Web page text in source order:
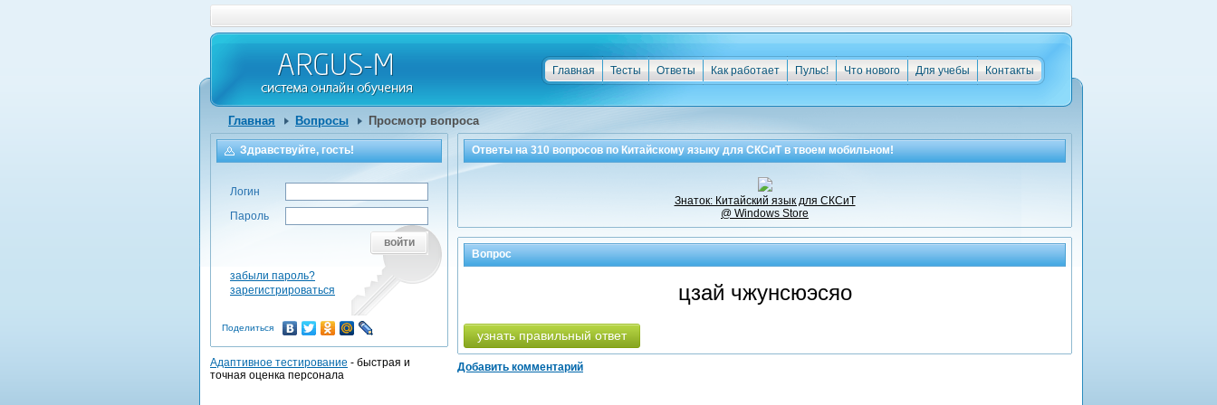
Контакты
Для учебы
Что нового
Пульс!
Как работает
Ответы
Тесты
Главная
Главная Вопросы Просмотр вопроса
Ответы на310вопросов поКитайскому языку для СКСиТв твоем мобильном!
Знаток: Китайский язык для СКСиТ
@ Windows Store
Вопрос
цзай чжунсюэсяо
узнать правильный ответ
Добавить комментарий
Здравствуйте, гость!
Логин
Пароль
войти
забыли пароль?
зарегистрироваться
Поделиться
Адаптивное тестирование - быстрая и
точная оценка персонала